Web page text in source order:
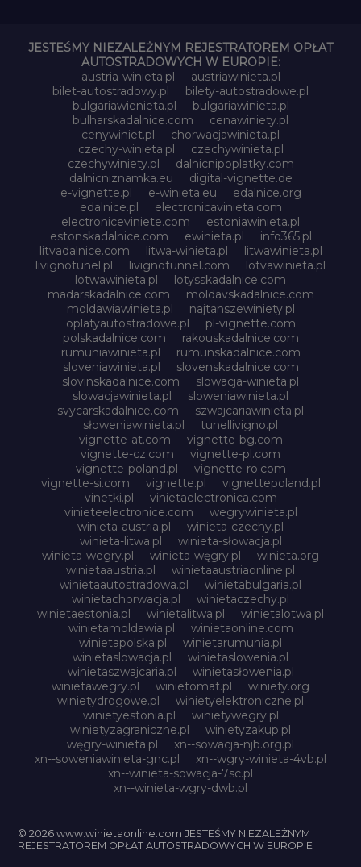
JESTEŚMY NIEZALEŻNYM REJESTRATOREM OPŁAT
AUTOSTRADOWYCH W EUROPIE:
austria-winieta.pl
austriawinieta.pl
bilet-autostradowy.pl
bilety-autostradowe.pl
bulgariawienieta.pl
bulgariawinieta.pl
bulharskadalnice.com
cenawiniety.pl
cenywiniet.pl
chorwacjawinieta.pl
czechy-winieta.pl
czechywinieta.pl
czechywiniety.pl
dalnicnipoplatky.com
dalnicniznamka.eu
digital-vignette.de
e-vignette.pl
e-winieta.eu
edalnice.org
edalnice.pl
electronicavinieta.com
electroniceviniete.com
estoniawinieta.pl
estonskadalnice.com
ewinieta.pl
info365.pl
litvadalnice.com
litwa-winieta.pl
litwawinieta.pl
livignotunel.pl
livignotunnel.com
lotvawinieta.pl
lotwawinieta.pl
lotysskadalnice.com
madarskadalnice.com
moldavskadalnice.com
moldawiawinieta.pl
najtanszewiniety.pl
oplatyautostradowe.pl
pl-vignette.com
polskadalnice.com
rakouskadalnice.com
rumuniawinieta.pl
rumunskadalnice.com
sloveniawinieta.pl
slovenskadalnice.com
slovinskadalnice.com
slowacja-winieta.pl
slowacjawinieta.pl
sloweniawinieta.pl
svycarskadalnice.com
szwajcariawinieta.pl
słoweniawinieta.pl
tunellivigno.pl
vignette-at.com
vignette-bg.com
vignette-cz.com
vignette-pl.com
vignette-poland.pl
vignette-ro.com
vignette-si.com
vignette.pl
vignettepoland.pl
vinetki.pl
vinietaelectronica.com
vinieteelectronice.com
wegrywinieta.pl
winieta-austria.pl
winieta-czechy.pl
winieta-litwa.pl
winieta-słowacja.pl
winieta-wegry.pl
winieta-węgry.pl
winieta.org
winietaaustria.pl
winietaaustriaonline.pl
winietaautostradowa.pl
winietabulgaria.pl
winietachorwacja.pl
winietaczechy.pl
winietaestonia.pl
winietalitwa.pl
winietalotwa.pl
winietamoldawia.pl
winietaonline.com
winietapolska.pl
winietarumunia.pl
winietaslowacja.pl
winietaslowenia.pl
winietaszwajcaria.pl
winietasłowenia.pl
winietawegry.pl
winietomat.pl
winiety.org
winietydrogowe.pl
winietyelektroniczne.pl
winietyestonia.pl
winietywegry.pl
winietyzagraniczne.pl
winietyzakup.pl
węgry-winieta.pl
xn--sowacja-njb.org.pl
xn--soweniawinieta-gnc.pl
xn--wgry-winieta-4vb.pl
xn--winieta-sowacja-7sc.pl
xn--winieta-wgry-dwb.pl
© 2026 www.winietaonline.com JESTEŚMY NIEZALEŻNYM
REJESTRATOREM OPŁAT AUTOSTRADOWYCH W EUROPIE